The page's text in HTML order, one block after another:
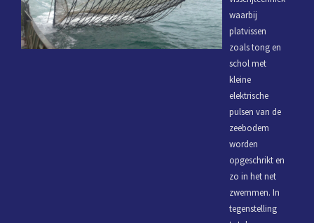
waarbij
platvissen
zoals tong en
schol met
kleine
elektrische
pulsen van de
zeebodem
worden
opgeschrikt en
zo in het net
zwemmen. In
tegenstelling